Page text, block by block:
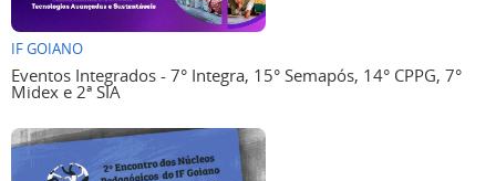
IF GOIANO
Eventos Integrados - 7° Integra, 15° Semapós, 14° CPPG, 7°
Midex e 2ª SIA